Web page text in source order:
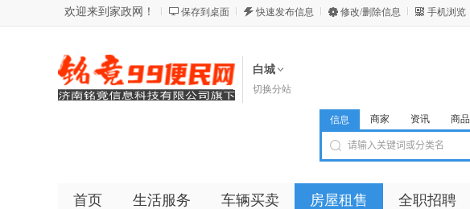
欢迎来到家政网！ 保存到桌面 快速发布信息 修改/删除信息 手机浏览
白城
切换分站
信息 商家 资讯 商品
首页 生活服务 车辆买卖 房屋租售 全职招聘